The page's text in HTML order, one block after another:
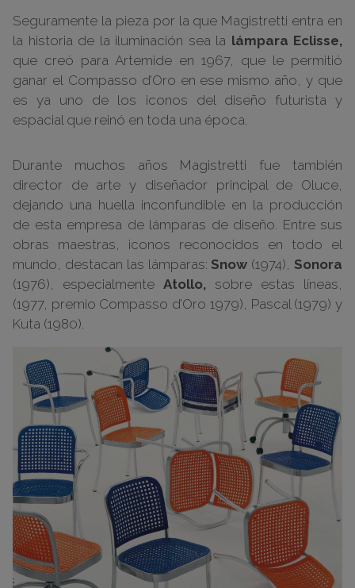
Seguramente la pieza por la que Magistretti entra en
la historia de la iluminación sea la lámpara Eclisse,
que creó para Artemide en 1967, que le permitió
ganar el Compasso d’Oro en ese mismo año, y que
es ya uno de los iconos del diseño futurista y
espacial que reinó en toda una época.
Durante muchos años Magistretti fue también
director de arte y diseñador principal de Oluce,
dejando una huella inconfundible en la producción
de esta empresa de lámparas de diseño. Entre sus
obras maestras, iconos reconocidos en todo el
mundo, destacan las lámparas: Snow (1974), Sonora
(1976), especialmente Atollo, sobre estas líneas,
(1977, premio Compasso d’Oro 1979), Pascal (1979) y
Kuta (1980).